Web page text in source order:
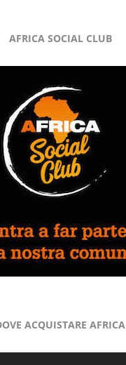
AFRICA SOCIAL CLUB
ACQUISTARE AFRICA